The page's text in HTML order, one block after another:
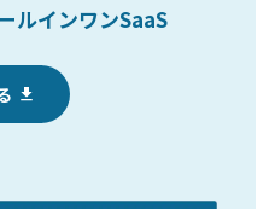
ルインワンSaaS